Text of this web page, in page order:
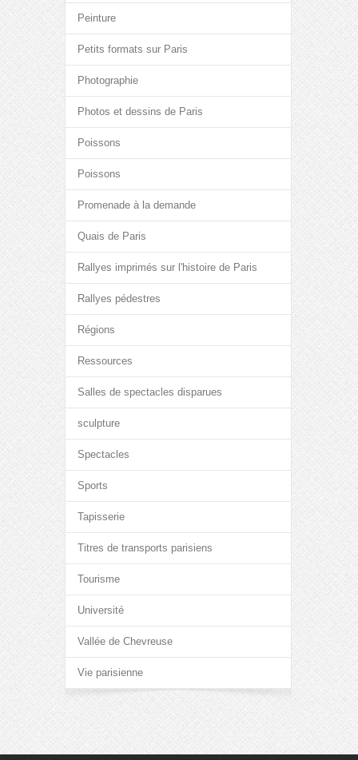
Peinture
Petits formats sur Paris
Photographie
Photos et dessins de Paris
Poissons
Poissons
Promenade à la demande
Quais de Paris
Rallyes imprimés sur l'histoire de Paris
Rallyes pédestres
Régions
Ressources
Salles de spectacles disparues
sculpture
Spectacles
Sports
Tapisserie
Titres de transports parisiens
Tourisme
Université
Vallée de Chevreuse
Vie parisienne